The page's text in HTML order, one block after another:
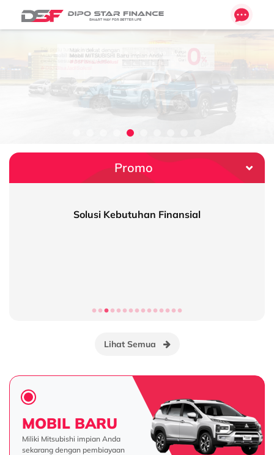
Promo
Simulasi Kredit
Solusi Kebutuhan Finansial
Lihat Semua
MOBIL BARU
Miliki Mitsubishi impian Anda
sekarang dengan pembiayaan